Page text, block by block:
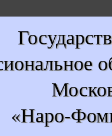
«Наро-